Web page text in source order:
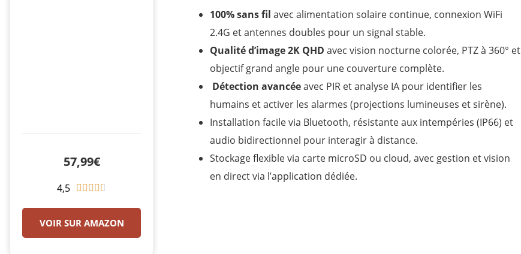
57,99€
4,5     
t
VOIR SUR AMAZON
100% sans fil avec alimentation solaire continue, connexion WiFi
2.4G et antennes doubles pour un signal stable.
Qualité d’image 2K QHD avec vision nocturne colorée, PTZ à 360° et
objectif grand angle pour une couverture complète.
Détection avancéeavec PIR et analyse IA pour identifier les
humains et activer les alarmes (projections lumineuses et sirène).
Installation facile via Bluetooth, résistante aux intempéries (IP66) et
audio bidirectionnel pour interagir à distance.
Stockage flexible via carte microSD ou cloud, avec gestion et vision
en direct via l’application dédiée.